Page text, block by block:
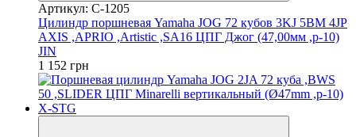
Артикул: C-1205
Цилиндр поршневая Yamaha JOG 72 кубов 3KJ 5BM 4JP
AXIS ,APRIO ,Artistic ,SA16 ЦПГ Джог (47,00мм ,p-10)
JIN
1 152 грн